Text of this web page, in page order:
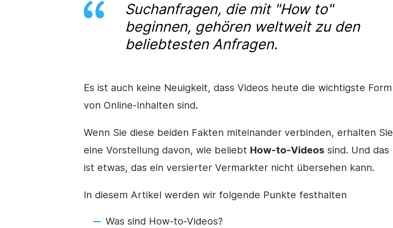
Suchanfragen, die mit "How to"
beginnen, gehören weltweit zu den
beliebtesten Anfragen.
Es ist auch keine Neuigkeit, dass Videos heute die wichtigste Form
von Online-Inhalten sind.
Wenn Sie diese beiden Fakten miteinander verbinden, erhalten Sie
eine Vorstellung davon, wie beliebt How-to-Videos sind. Und das
ist etwas, das ein versierter Vermarkter nicht übersehen kann.
In diesem Artikel werden wir folgende Punkte festhalten
Was sind How-to-Videos?